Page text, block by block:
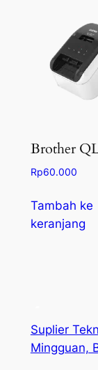
Brother
Rp60.000
Tambah ke
keranjang
Suplier
Mingguan,